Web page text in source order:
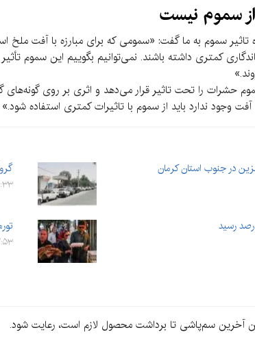
سموم نیست
سموم به ما گفت: «سمومی که برای مبارزه با آفت ملخ
کمتری داشته باشند. نمی‌توانیم بگوییم این سموم
حشرات را تحت تاثیر قرار می‌دهد و اثری بر روی
وجود ندارد باید از سموم با تاثیرات کمتری استفاده شود.»
در جنوب استان کرمان
۰۹:۳۳ - ۱۰
۱۷:۵۳ - ۶
آخرین سم‌پاشی تا برداشت محصول لازم است، رعایت شود.